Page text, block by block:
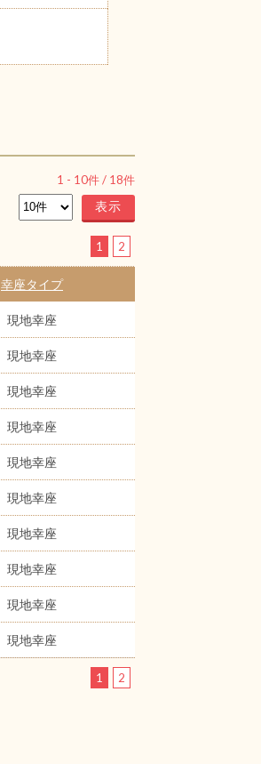
1 - 10件 / 18件
1 2
幸座タイプ
現地幸座
現地幸座
現地幸座
現地幸座
現地幸座
現地幸座
現地幸座
現地幸座
現地幸座
現地幸座
1 2